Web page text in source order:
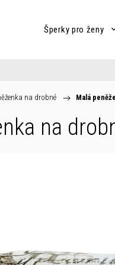
Šperky pro ženy
na drobné / Malá
na